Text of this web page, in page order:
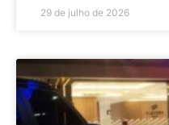
29 de julho de 2026